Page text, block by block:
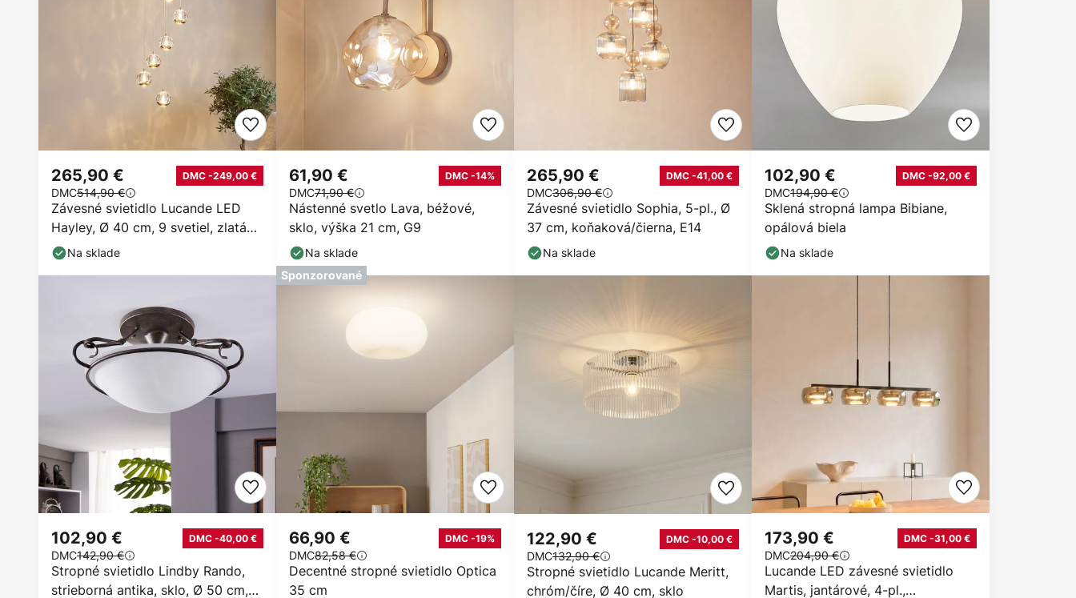
Závesné svietidlo Lucande LED
Hayley, Ø 40 cm, 9 svetiel, zlatá
farba, sklo
265,90 € DMC -249,00 €
DMC514,90 €
Na sklade
Nástenné svetlo Lava, béžové,
sklo, výška 21 cm, G9
61,90 € DMC -14%
DMC71,90 €
Na sklade
Závesné svietidlo Sophia, 5-pl., Ø
37 cm, koňaková/čierna, E14
265,90 € DMC -41,00 €
DMC306,90 €
Na sklade
Sklená stropná lampa Bibiane,
opálová biela
102,90 € DMC -92,00 €
DMC194,90 €
Na sklade
Stropné svietidlo Lindby Rando,
strieborná antika, sklo, Ø 50 cm,
102,90 € DMC -40,00 €
DMC142,90 €
Sponzorované
Decentné stropné svietidlo Optica
35 cm
66,90 € DMC -19%
DMC82,58 €
Stropné svietidlo Lucande Meritt,
chróm/číre, Ø 40 cm, sklo
122,90 € DMC -10,00 €
DMC132,90 €
Lucande LED závesné svietidlo
Martis, jantárové, 4-pl.,
173,90 € DMC -31,00 €
DMC204,90 €